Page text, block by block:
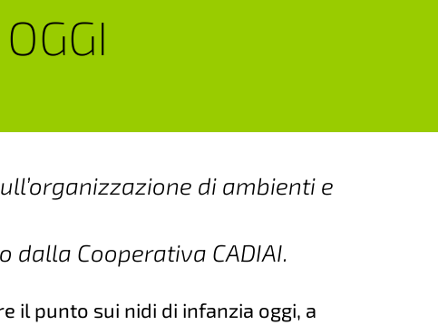
di ambienti e
Cooperativa CADIAI.
il punto sui nidi di infanzia oggi, a